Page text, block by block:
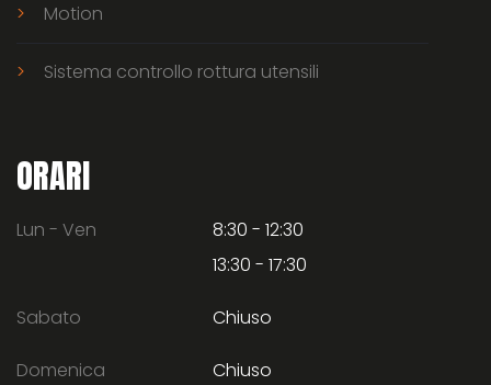
Motion
Sistema controllo rottura utensili
ORARI
Lun - Ven
8:30 - 12:30
13:30 - 17:30
Sabato Chiuso
Domenica Chiuso